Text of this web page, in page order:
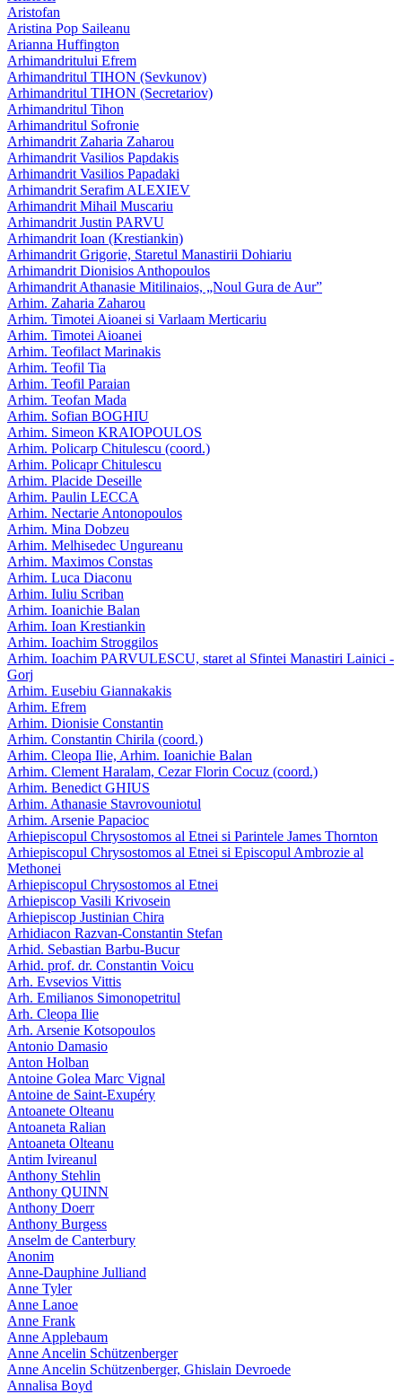
Aristofan
Aristina Pop Saileanu
Arianna Huffington
Arhimandritului Efrem
Arhimandritul TIHON (Sevkunov)
Arhimandritul TIHON (Secretariov)
Arhimandritul Tihon
Arhimandritul Sofronie
Arhimandrit Zaharia Zaharou
Arhimandrit Vasilios Papdakis
Arhimandrit Vasilios Papadaki
Arhimandrit Serafim ALEXIEV
Arhimandrit Mihail Muscariu
Arhimandrit Justin PARVU
Arhimandrit Ioan (Krestiankin)
Arhimandrit Grigorie, Staretul Manastirii Dohiariu
Arhimandrit Dionisios Anthopoulos
Arhimandrit Athanasie Mitilinaios, „Noul Gura de Aur”
Arhim. Zaharia Zaharou
Arhim. Timotei Aioanei si Varlaam Merticariu
Arhim. Timotei Aioanei
Arhim. Teofilact Marinakis
Arhim. Teofil Tia
Arhim. Teofil Paraian
Arhim. Teofan Mada
Arhim. Sofian BOGHIU
Arhim. Simeon KRAIOPOULOS
Arhim. Policarp Chitulescu (coord.)
Arhim. Policapr Chitulescu
Arhim. Placide Deseille
Arhim. Paulin LECCA
Arhim. Nectarie Antonopoulos
Arhim. Mina Dobzeu
Arhim. Melhisedec Ungureanu
Arhim. Maximos Constas
Arhim. Luca Diaconu
Arhim. Iuliu Scriban
Arhim. Ioanichie Balan
Arhim. Ioan Krestiankin
Arhim. Ioachim Stroggilos
Arhim. Ioachim PARVULESCU, staret al Sfintei Manastiri Lainici -
Gorj
Arhim. Eusebiu Giannakakis
Arhim. Efrem
Arhim. Dionisie Constantin
Arhim. Constantin Chirila (coord.)
Arhim. Cleopa Ilie, Arhim. Ioanichie Balan
Arhim. Clement Haralam, Cezar Florin Cocuz (coord.)
Arhim. Benedict GHIUS
Arhim. Athanasie Stavrovouniotul
Arhim. Arsenie Papacioc
Arhiepiscopul Chrysostomos al Etnei si Parintele James Thornton
Arhiepiscopul Chrysostomos al Etnei si Episcopul Ambrozie al
Methonei
Arhiepiscopul Chrysostomos al Etnei
Arhiepiscop Vasili Krivosein
Arhiepiscop Justinian Chira
Arhidiacon Razvan-Constantin Stefan
Arhid. Sebastian Barbu-Bucur
Arhid. prof. dr. Constantin Voicu
Arh. Evsevios Vittis
Arh. Emilianos Simonopetritul
Arh. Cleopa Ilie
Arh. Arsenie Kotsopoulos
Antonio Damasio
Anton Holban
Antoine Golea Marc Vignal
Antoine de Saint-Exupéry
Antoanete Olteanu
Antoaneta Ralian
Antoaneta Olteanu
Antim Ivireanul
Anthony Stehlin
Anthony QUINN
Anthony Doerr
Anthony Burgess
Anselm de Canterbury
Anonim
Anne-Dauphine Julliand
Anne Tyler
Anne Lanoe
Anne Frank
Anne Applebaum
Anne Ancelin Schützenberger
Anne Ancelin Schützenberger, Ghislain Devroede
Annalisa Boyd